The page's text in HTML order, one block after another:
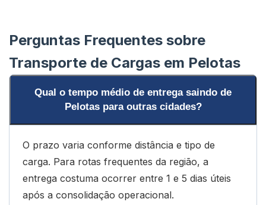
Perguntas Frequentes sobre
Transporte de Cargas em Pelotas
Qual o tempo médio de entrega saindo de
Pelotas para outras cidades?
O prazo varia conforme distância e tipo de
carga. Para rotas frequentes da região, a
entrega costuma ocorrer entre 1 e 5 dias úteis
após a consolidação operacional.